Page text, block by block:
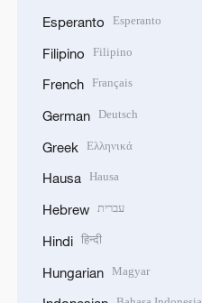
Esperanto Esperanto
Filipino Filipino
French Français
German Deutsch
Greek Ελληνικά
Hausa Hausa
Hebrew עברית
Hindi हिन्दी
Hungarian Magyar